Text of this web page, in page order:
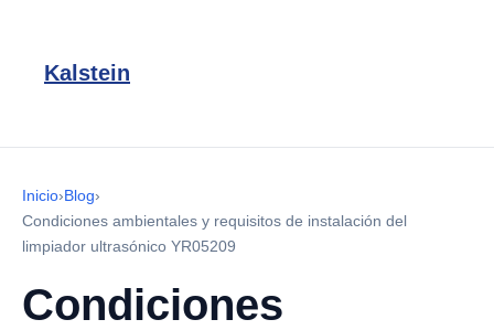
Kalstein
Inicio›Blog›
Condiciones ambientales y requisitos de instalación del
limpiador ultrasónico YR05209
Condiciones